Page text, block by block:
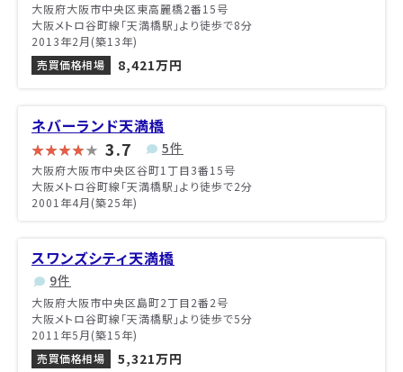
大阪府大阪市中央区東高麗橋2番15号
大阪メトロ谷町線「天満橋駅」より徒歩で8分
2013年2月(築13年)
売買価格相場
8,421万円
ネバーランド天満橋
3.7 5件
大阪府大阪市中央区谷町1丁目3番15号
大阪メトロ谷町線「天満橋駅」より徒歩で2分
2001年4月(築25年)
スワンズシティ天満橋
9件
大阪府大阪市中央区島町2丁目2番2号
大阪メトロ谷町線「天満橋駅」より徒歩で5分
2011年5月(築15年)
売買価格相場
5,321万円